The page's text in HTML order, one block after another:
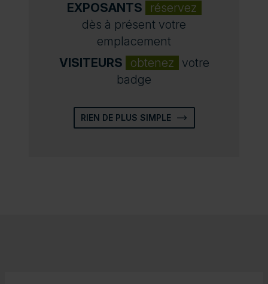
EXPOSANTS
réservez
dès à présent votre
emplacement
VISITEURS
obtenez
votre
badge
RIEN DE PLUS SIMPLE